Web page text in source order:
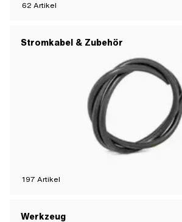
62 Artikel
Stromkabel & Zubehör
197 Artikel
Werkzeug